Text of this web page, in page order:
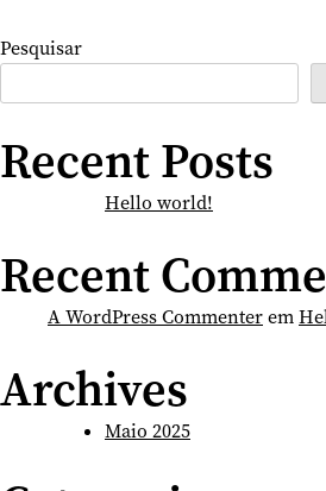
Pesquisar
Recent Posts
Hello world!
Recent
A WordPress Commenterem
Archives
Maio 2025